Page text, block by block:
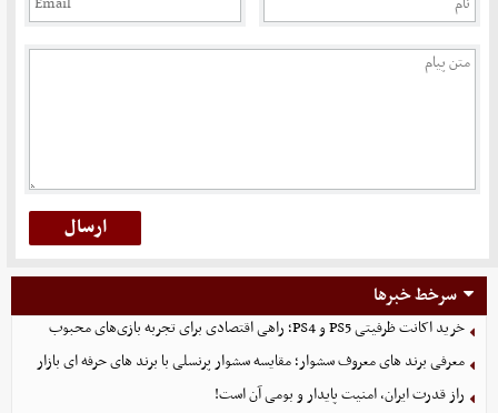
سرخط خبرها
خرید اکانت ظرفیتی PS5 و PS4؛ راهی اقتصادی برای تجربه بازی‌های محبوب
معرفی برند های معروف سشوار؛ مقایسه سشوار پرنسلی با برند های حرفه ای بازار
راز قدرت ایران، امنیت پایدار و بومی آن است!